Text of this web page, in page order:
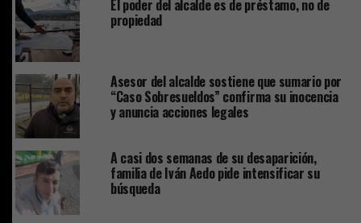
El poder del alcalde es de préstamo, no de
propiedad
Asesor del alcalde sostiene que sumario por
“Caso Sobresueldos” confirma su inocencia
y anuncia acciones legales
A casi dos semanas de su desaparición,
familia de Iván Aedo pide intensificar su
búsqueda